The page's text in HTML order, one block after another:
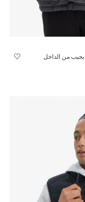
من الداخل